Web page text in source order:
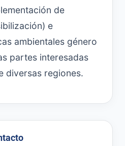
de
e
ambientales género
partes interesadas
diversas regiones.